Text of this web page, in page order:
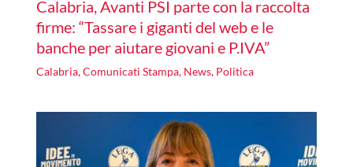
Calabria, Avanti PSI parte con la raccolta
firme: “Tassare i giganti del web e le
banche per aiutare giovani e P.IVA”
Calabria,Comunicati Stampa, News, Politica